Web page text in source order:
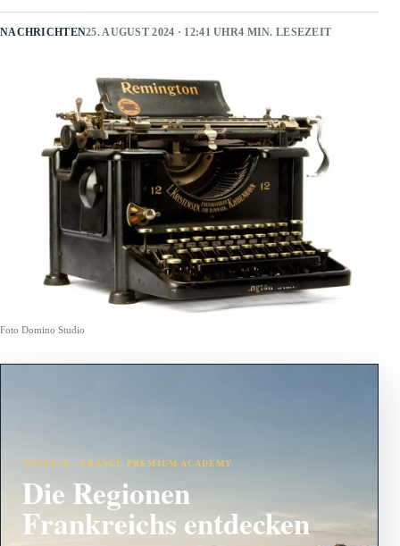
NACHRICHTEN25. AUGUST 2024 · 12:41 UHR4 MIN. LESEZEIT
Foto Domino Studio
ANZEIGE · FRANCE PREMIUM ACADEMY
Die Regionen
Frankreichs entdecken